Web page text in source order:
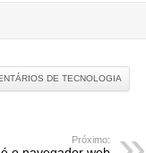
DE TECNOLOGIA
Próximo: